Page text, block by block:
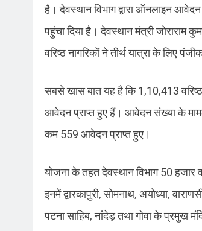
है। देवस्थान विभाग द्वारा ऑनलाइन
पहुंचा दिया है। देवस्थान मंत्री
वरिष्ठ नागरिकों ने तीर्थ यात्रा के लिए
सबसे खास बात यह है कि 1,10,413
आवेदन प्राप्त हुए हैं। आवेदन संख्या के
कम 559 आवेदन प्राप्त हुए।
योजना के तहत देवस्थान विभाग 50 हजार
इनमें द्वारकापुरी, सोमनाथ, अयोध्या,
पटना साहिब, नांदेड़ तथा गोवा के प्रमुख